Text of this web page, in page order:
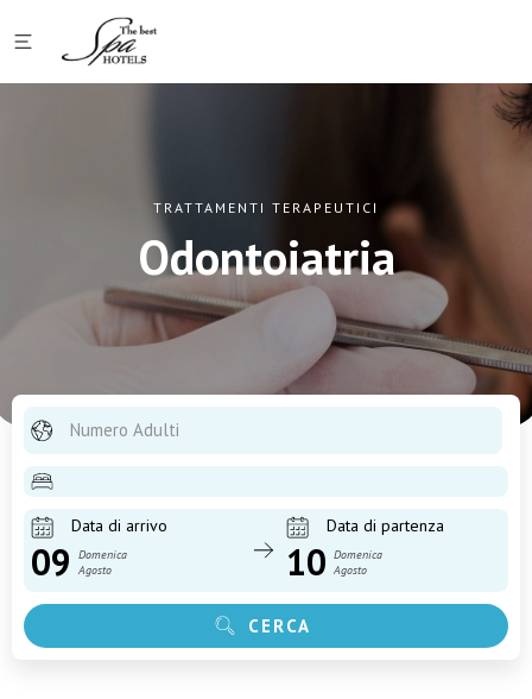
TRATTAMENTI TERAPEUTICI
Odontoiatria
Numero Adulti
Data di arrivo
09
Domenica
Agosto
Data di partenza
10 Domenica
Agosto
CERCA